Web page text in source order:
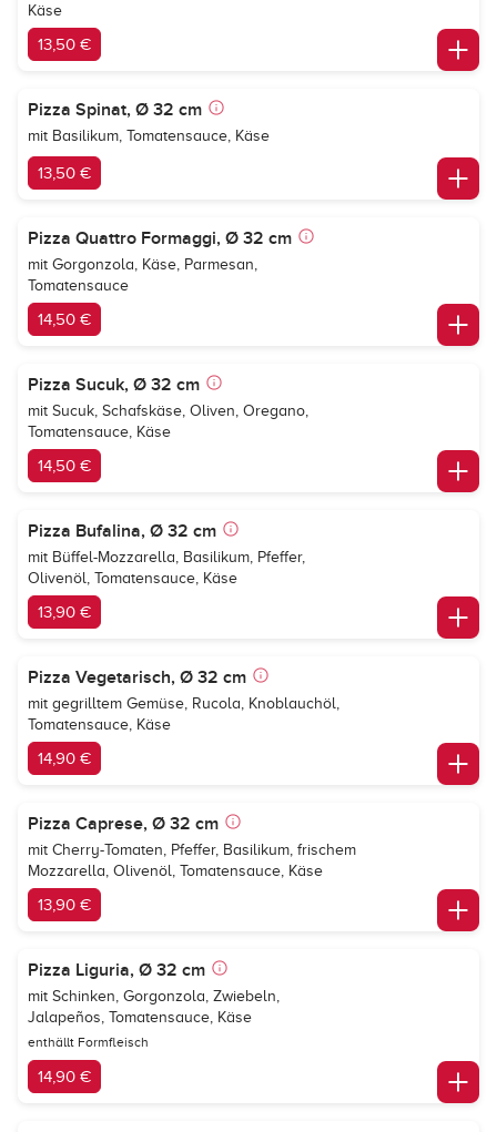
Käse
13,50 €
Pizza Spinat, Ø 32 cm
mit Basilikum, Tomatensauce, Käse
13,50 €
Pizza Quattro Formaggi, Ø 32 cm
mit Gorgonzola, Käse, Parmesan,
Tomatensauce
14,50 €
Pizza Sucuk, Ø 32 cm
mit Sucuk, Schafskäse, Oliven, Oregano,
Tomatensauce, Käse
14,50 €
Pizza Bufalina, Ø 32 cm
mit Büffel-Mozzarella, Basilikum, Pfeffer,
Olivenöl, Tomatensauce, Käse
13,90 €
Pizza Vegetarisch, Ø 32 cm
mit gegrilltem Gemüse, Rucola, Knoblauchöl,
Tomatensauce, Käse
14,90 €
Pizza Caprese, Ø 32 cm
mit Cherry-Tomaten, Pfeffer, Basilikum, frischem
Mozzarella, Olivenöl, Tomatensauce, Käse
13,90 €
Pizza Liguria, Ø 32 cm
mit Schinken, Gorgonzola, Zwiebeln,
Jalapeños, Tomatensauce, Käse
enthällt Formfleisch
14,90 €